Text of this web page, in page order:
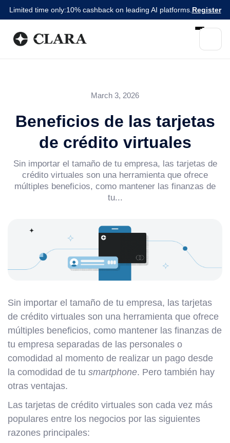
Limited time only:10% cashback on leading AI platforms. Register
March 3, 2026
Beneficios de las tarjetas
de crédito virtuales
Sin importar el tamaño de tu empresa, las tarjetas de
crédito virtuales son una herramienta que ofrece
múltiples beneficios, como mantener las finanzas de
tu...
Sin importar el tamaño de tu empresa, las tarjetas
de crédito virtuales son una herramienta que ofrece
múltiples beneficios, como mantener las finanzas de
tu empresa separadas de las personales o
comodidad al momento de realizar un pago desde
la comodidad de tu smartphone. Pero también hay
otras ventajas.
Las tarjetas de crédito virtuales son cada vez más
populares entre los negocios por las siguientes
razones principales: